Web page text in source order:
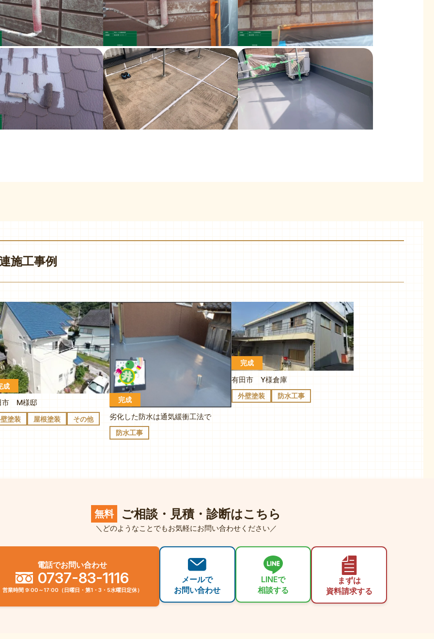
施工事例
成
市 M様邸
塗装 屋根塗装 その他
完成
劣化した防水は通気緩衝工法で
防水工事
完成
有田市 Y様倉庫
外壁塗装 防水工事
無料 ご相談・見積・診断はこちら
＼どのようなことでもお気軽にお問い合わせください／
電話でお問い合わせ
0737-83-1116
営業時間 9:00～17:00（日曜日・第1・3・5水曜日定休）
メールで
お問い合わせ
LINEで
相談する
まずは
資料請求する